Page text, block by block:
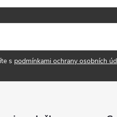
s podmínkami ochrany osobních